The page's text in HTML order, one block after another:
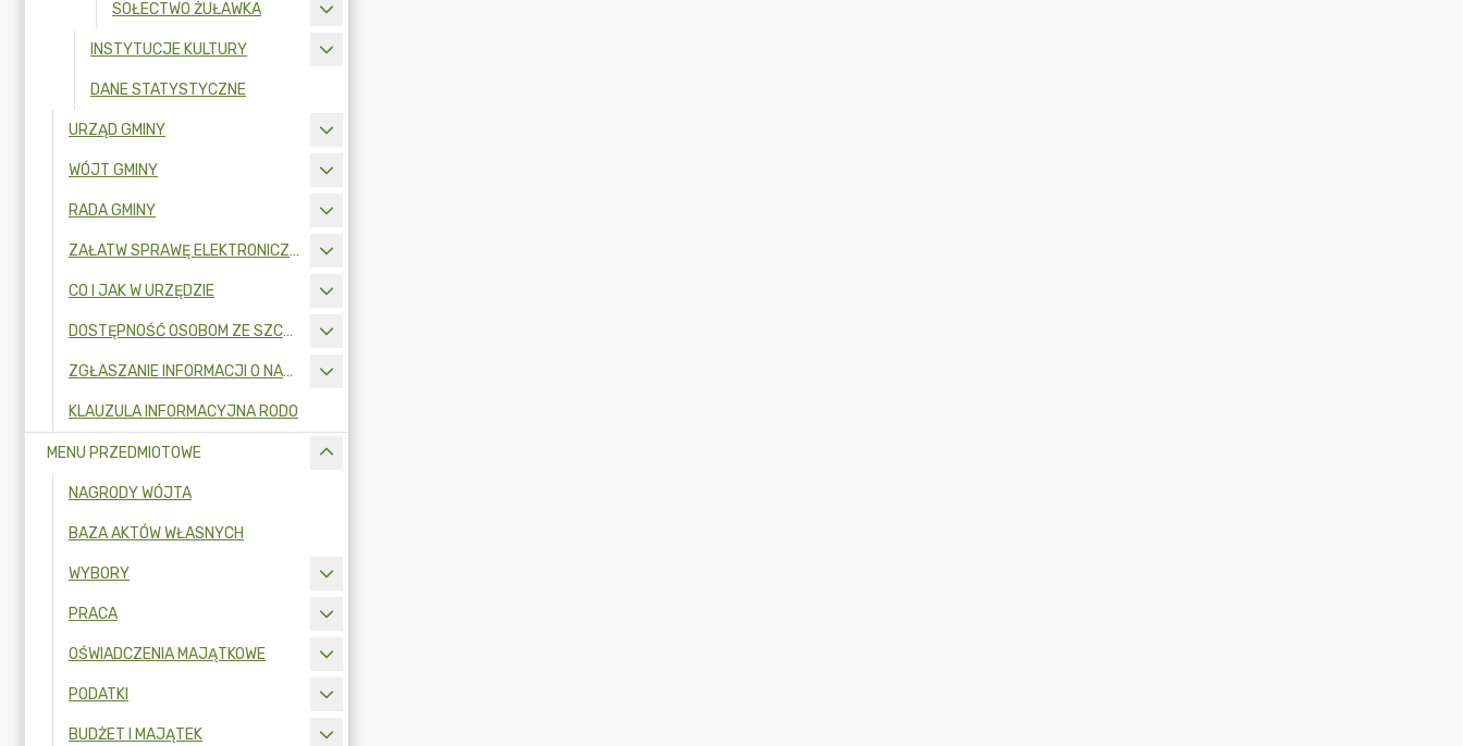
SOŁECTWO ŻUŁAWKA
INSTYTUCJE KULTURY
DANE STATYSTYCZNE
URZĄD GMINY
WÓJT GMINY
RADA GMINY
ZAŁATW SPRAWĘ ELEKTRONICZNIE
CO I JAK W URZĘDZIE
DOSTĘPNOŚĆ OSOBOM ZE SZCZEGÓLNYMI POTRZEBAMI
ZGŁASZANIE INFORMACJI O NARUSZENIU PRAWA I OCHRONA SYGNALISTÓW
KLAUZULA INFORMACYJNA RODO
MENU PRZEDMIOTOWE
NAGRODY WÓJTA
BAZA AKTÓW WŁASNYCH
WYBORY
PRACA
OŚWIADCZENIA MAJĄTKOWE
PODATKI
BUDŻET I MAJĄTEK